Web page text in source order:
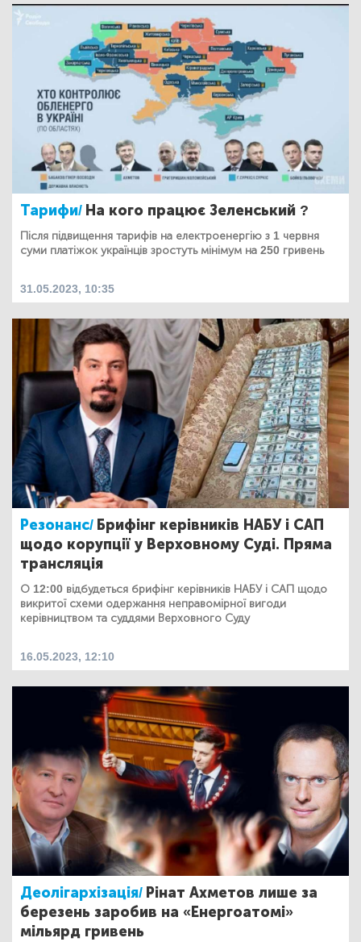
Тарифи/ На кого працює Зеленський ?
Після підвищення тарифів на електроенергію з 1 червня
суми платіжок українців зростуть мінімум на 250 гривень
31.05.2023, 10:35
Резонанс/ Брифінг керівників НАБУ і САП
щодо корупції у Верховному Суді. Пряма
трансляція
О 12:00 відбудеться брифінг керівників НАБУ і САП щодо
викритої схеми одержання неправомірної вигоди
керівництвом та суддями Верховного Суду
16.05.2023, 12:10
Деолігархізація/ Рінат Ахметов лише за
березень заробив на «Енергоатомі»
мільярд гривень